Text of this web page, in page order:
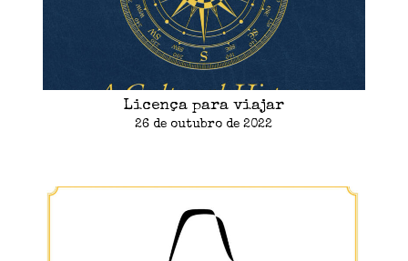
Licença para viajar
26 de outubro de 2022